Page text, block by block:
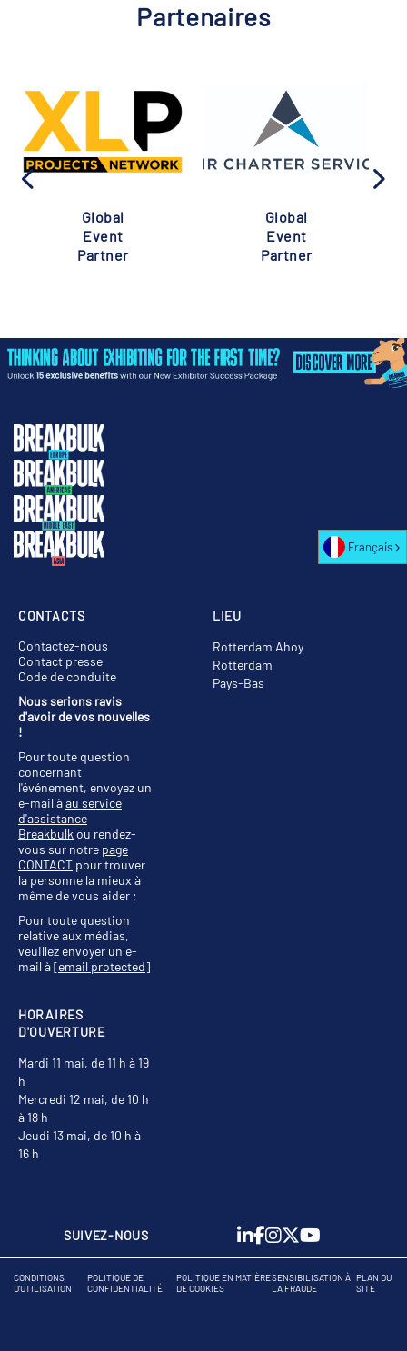
Partenaires
Global
Event
Partner
Global
Event
Partner
LIEU
Rotterdam Ahoy
Rotterdam
Pays-Bas
HORAIRES
D'OUVERTURE
Mardi 11 mai, de 11 h à 19
h
Mercredi 12 mai, de 10 h
à 18 h
Jeudi 13 mai, de 10 h à
16 h
CONTACTS
Contactez-nous
Contact presse
Code de conduite
Nous serions ravis
d'avoir de vos nouvelles
!
Pour toute question
concernant
l'événement, envoyez un
e-mail àau service
d'assistance
Breakbulk ou rendez-
vous sur notre page
CONTACT pour trouver
la personne la mieux à
même de vous aider ;
Pour toute question
relative aux médias,
veuillez envoyer un e-
mail à[email protected]
SUIVEZ-NOUS
CONDITIONS
D'UTILISATION
POLITIQUE DE
CONFIDENTIALITÉ
POLITIQUE EN MATIÈRE
DE COOKIES
SENSIBILISATION À
LA FRAUDE
PLAN DU
SITE
Français